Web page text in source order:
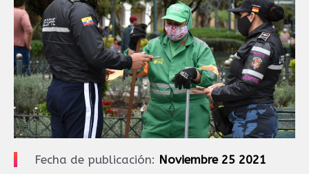
Fecha de publicación: Noviembre 25 2021